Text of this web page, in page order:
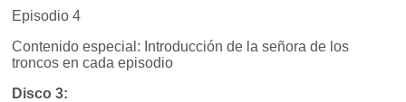
Episodio 4
Contenido especial: Introducción de la señora de los
troncos en cada episodio
Disco 3: